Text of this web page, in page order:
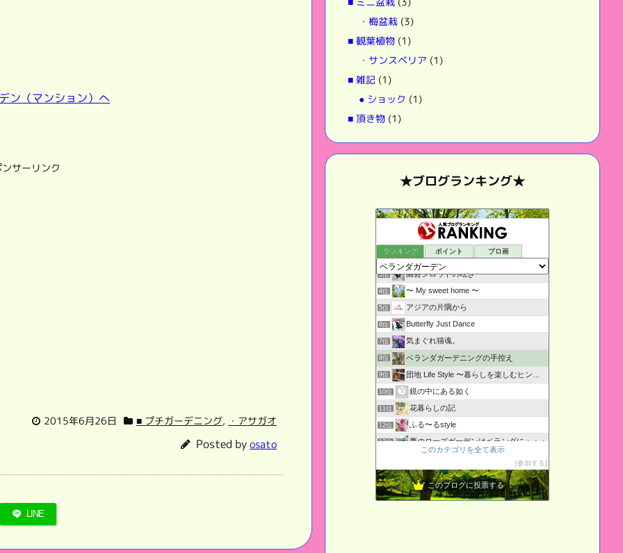
サーリンク
2015年6月26日 ■ プチガーデニング, ・アサガオ
Posted byosato
LINE
・梅盆栽 (3)
■ 観葉植物 (1)
・サンスベリア (1)
■ 雑記 (1)
● ショック (1)
■ 頂き物 (1)
★ブログランキング★
ランキング ポイント ブロ画
鉢庭らいふ
2位 ベランダぐらし
3位 園芸シロウトの呟き・・・
4位 〜 My sweet home 〜
5位 アジアの片隅から
6位 Butterfly Just Dance
7位 気まぐれ猫魂。
8位 ベランダガーデニングの手控え
9位 団地 Life Style 〜暮らしを楽しむヒント〜
10位 鏡の中にある如く
11位 花暮らしの記
12位 ふる〜るstyle
13位 夢のローズガーデンはベランダに・・・
15位 L o H A S Y 天然生活
このカテゴリを全て表示
参加する
このブログに投票する